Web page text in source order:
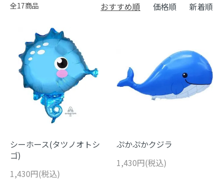
全17商品 おすすめ順 価格順 新着順
シーホース(タツノオトシ
ゴ)
1,430円(税込)
ぷかぷかクジラ
1,430円(税込)